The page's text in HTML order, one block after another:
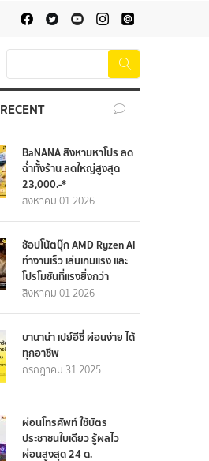
RECENT
BaNANA สิงหามหาโปร ลด
ฉ่ำทั้งร้าน ลดใหญ่สูงสุด
23,000.-*
สิงหาคม 01 2026
ช้อปโน้ตบุ๊ก AMD Ryzen AI
ทำงานเร็ว เล่นเกมแรง และ
โปรโมชันที่แรงยิ่งกว่า
สิงหาคม 01 2026
บานาน่า เปย์อีซี่ ผ่อนง่าย ได้
ทุกอาชีพ
กรกฎาคม 31 2025
ผ่อนโทรศัพท์ ใช้บัตร
ประชาชนใบเดียว รู้ผลไว
ผ่อนสูงสุด 24 ด.